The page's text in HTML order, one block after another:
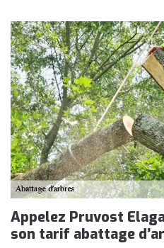
Appelez Pruvost
son tarif abattage